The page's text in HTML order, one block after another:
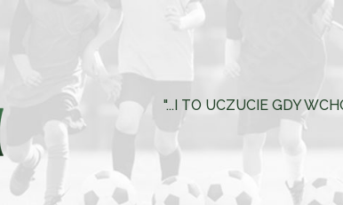
"...I TO UCZUCIE GDY